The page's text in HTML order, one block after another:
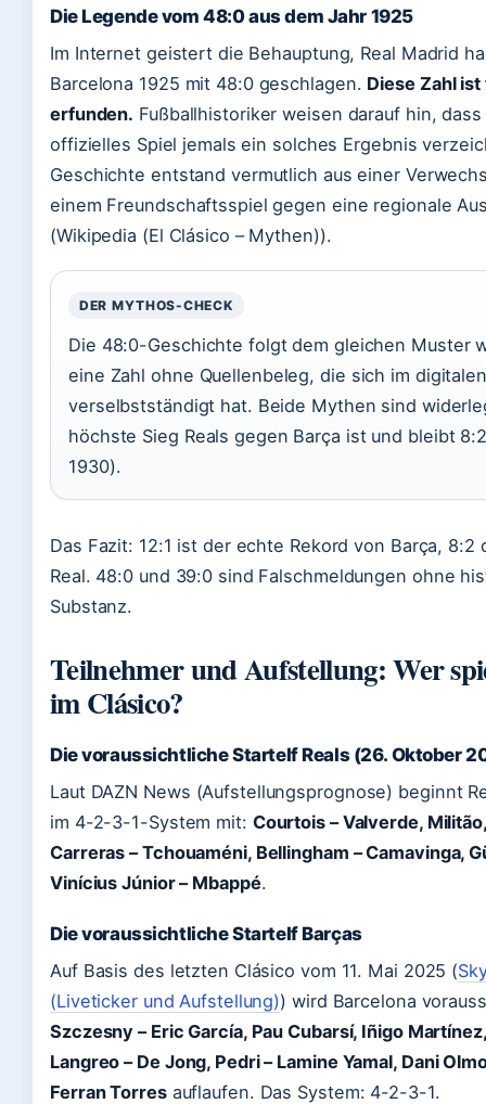
Die Legende vom 48:0 aus dem Jahr 1925
Im Internet geistert die Behauptung, Real Madrid
Barcelona 1925 mit 48:0 geschlagen. Diese Zahl
erfunden. Fußballhistoriker weisen darauf hin,
offizielles Spiel jemals ein solches Ergebnis
Geschichte entstand vermutlich aus einer
einem Freundschaftsspiel gegen eine regionale
(Wikipedia (El Clásico – Mythen)).
DER MYTHOS-CHECK
Die 48:0-Geschichte folgt dem gleichen Muster
eine Zahl ohne Quellenbeleg, die sich im
verselbstständigt hat. Beide Mythen sind
höchste Sieg Reals gegen Barça ist und bleibt
1930).
Das Fazit: 12:1 ist der echte Rekord von Barça, 8:2
Real. 48:0 und 39:0 sind Falschmeldungen ohne
Substanz.
Teilnehmer und Aufstellung: Wer
im Clásico?
Die voraussichtliche Startelf Reals (26. Oktober
Laut DAZN News (Aufstellungsprognose) beginnt
im 4-2-3-1-System mit: Courtois – Valverde,
Carreras – Tchouaméni, Bellingham – Camavinga,
Vinícius Júnior – Mbappé.
Die voraussichtliche Startelf Barças
Auf Basis des letzten Clásico vom 11. Mai 2025 (
(Liveticker und Aufstellung)) wird Barcelona
Szczesny – Eric García, Pau Cubarsí, Iñigo
Langreo – De Jong, Pedri – Lamine Yamal, Dani
Ferran Torresauflaufen. Das System: 4-2-3-1.